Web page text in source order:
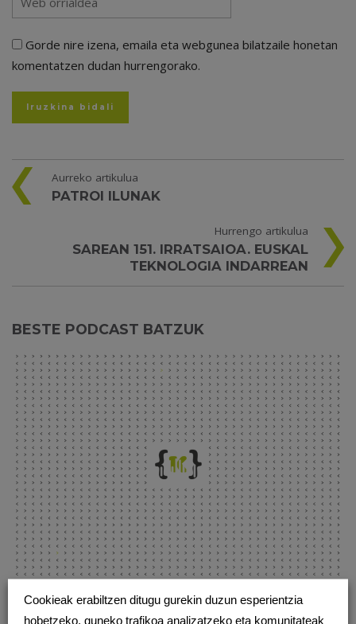
Gorde nire izena, emaila eta webgunea bilatzaile honetan
komentatzen dudan hurrengorako.
Aurreko artikulua
PATROI ILUNAK
Hurrengo artikulua
SAREAN 151. IRRATSAIOA. EUSKAL
TEKNOLOGIA INDARREAN
BESTE PODCAST BATZUK
Cookieak erabiltzen ditugu gurekin duzun esperientzia
hobetzeko, guneko trafikoa analizatzeko eta komunitateak